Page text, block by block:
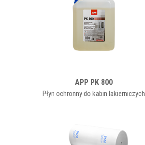
APP PK 800
Płyn ochronny do kabin lakierniczych